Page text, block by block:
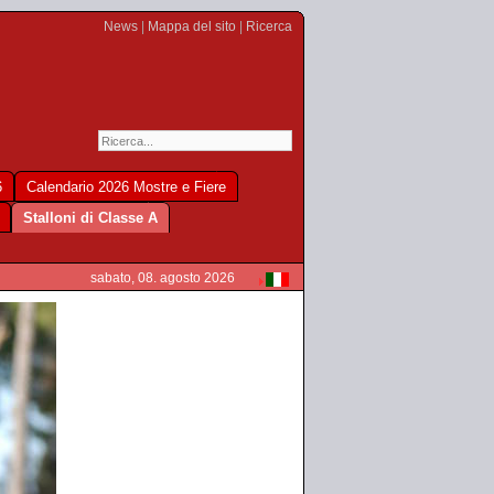
News Mappa del sito Ricerca
Calendario 2026 Mostre e Fiere
Stalloni di Classe A
sabato, 08. agosto 2026